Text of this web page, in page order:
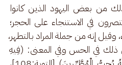
من بعض اليهود الذين كانوا
في الاستنجاء على الحجر؛
وقيل إنه من جملة المراد بالتطهر،
ذلك في الحس وفي المعنى: (فِيهِ